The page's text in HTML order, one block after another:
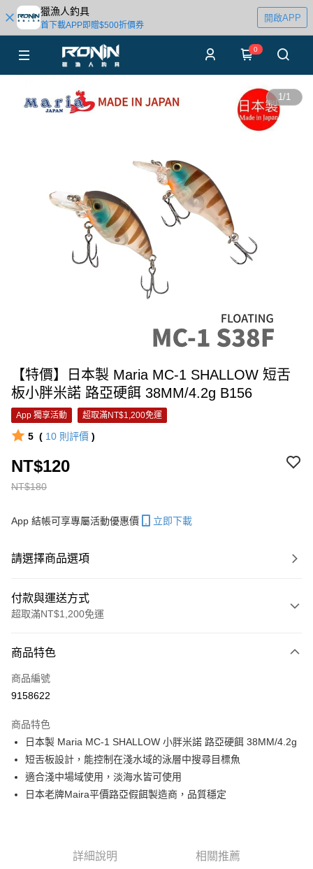
獵漁人釣具
首下載APP即贈$500折價券
開啟APP
0
1/1
【特價】日本製 Maria MC-1 SHALLOW 短舌
板小胖米諾 路亞硬餌 38MM/4.2g B156
App 獨享活動 超取滿NT$1,200免運
5 ( 10 則評價 )
NT$180
NT$120
App 結帳可享專屬活動優惠價 立即下載
請選擇商品選項
付款與運送方式
超取滿NT$1,200免運
信用卡一次付款
信用卡分期付款
合作金庫商業銀行
華南商業銀行
彰化商業銀行
上海商業儲蓄銀行
台北富邦商業銀行
國泰世華商業銀行
兆豐國際商業銀行
臺灣中小企業銀行
台中商業銀行
玉山商業銀行
星展（台灣）商業銀行
台新國際商業銀行
中國信託商業銀行
超商取貨付款
Apple Pay
街口支付
商品特色
商品編號
9158622
商品特色
日本製 Maria MC-1 SHALLOW 小胖米諾 路亞硬餌 38MM/4.2g
短舌板設計，能控制在淺水域的泳層中搜尋目標魚
適合淺中場域使用，淡海水皆可使用
日本老牌Maira平價路亞假餌製造商，品質穩定
詳細說明 相關推薦